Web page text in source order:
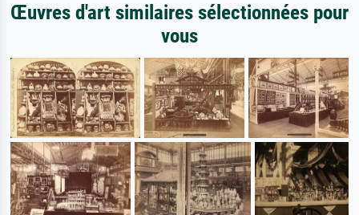
Œuvres d'art similaires sélectionnées pour
vous